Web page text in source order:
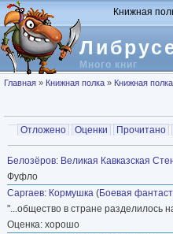
Перейти к основному содержанию
Много книг
Книжная
Вы здесь
Главная » Книжная полка » Книжная
Главные вкладки
Отложено Оценки Прочитано
Вторичные вкладки
Белозёров: Великая Кавказская
Фуфло
Саргаев: Кормушка (Боевая
"...общество в стране разделилось
Оценка: хорошо